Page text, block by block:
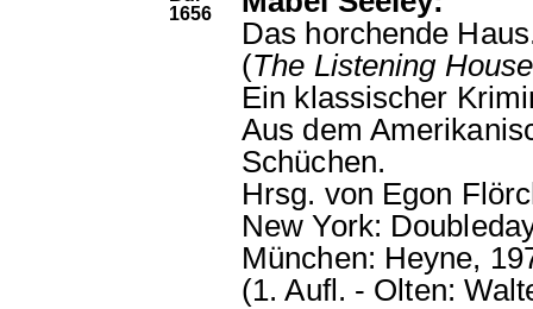
1656
Das horchende
(The Listening House
Ein klassischer
Aus dem
Schüchen.
Hrsg. von Egon
New York:
München: Heyne,
(1. Aufl. - Olten: